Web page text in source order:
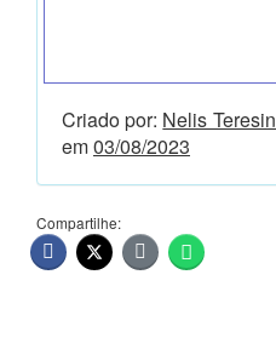
Criado por: Nelis
em03/08/2023
Compartilhe: